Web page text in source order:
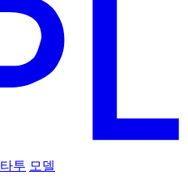
타투 모델